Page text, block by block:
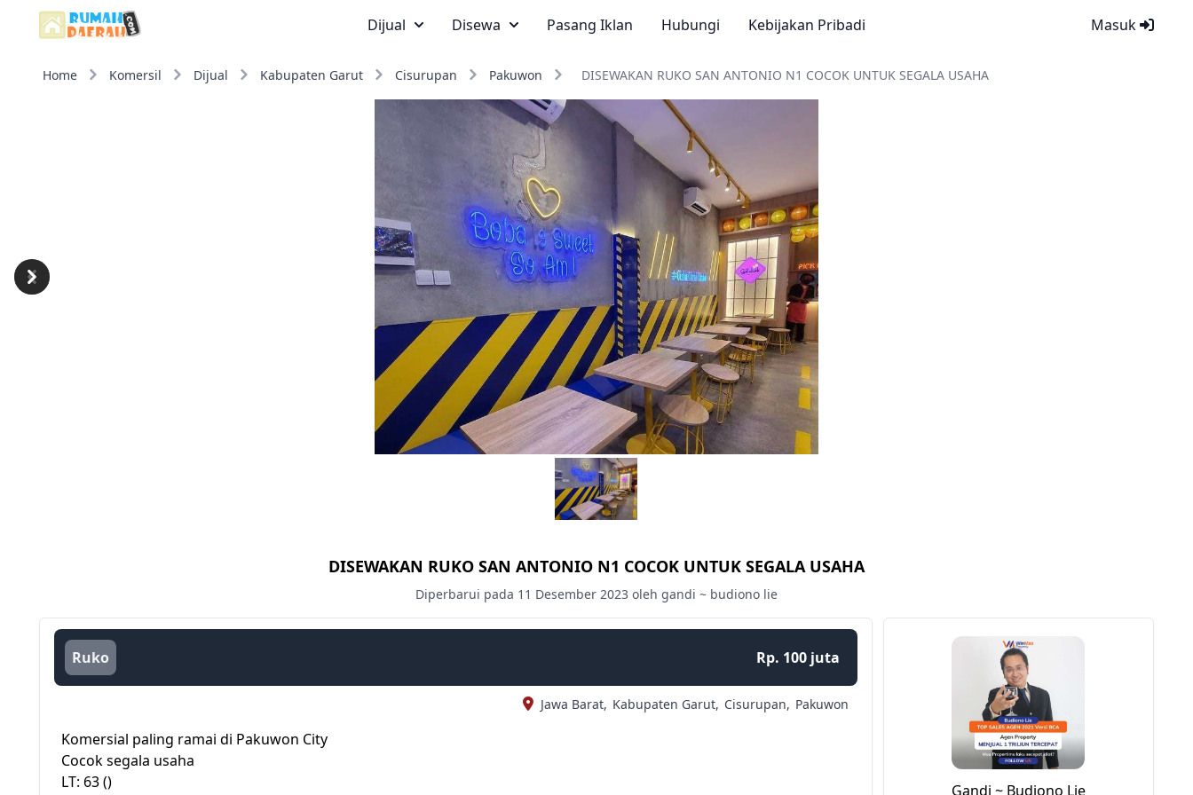
Masuk
Dijual Disewa Pasang Iklan Hubungi Kebijakan Pribadi
Home Komersil Dijual Kabupaten Garut Cisurupan Pakuwon DISEWAKAN RUKO SAN ANTONIO N1 COCOK UNTUK SEGALA USAHA
Previous
Next
DISEWAKAN RUKO SAN ANTONIO N1 COCOK UNTUK SEGALA USAHA
Diperbarui pada 11 Desember 2023 oleh gandi ~ budiono lie
Ruko Rp. 100 juta
Jawa Barat, Kabupaten Garut, Cisurupan, Pakuwon
Komersial paling ramai di Pakuwon City
Cocok segala usaha
LT: 63 ()
Gandi ~ Budiono Lie